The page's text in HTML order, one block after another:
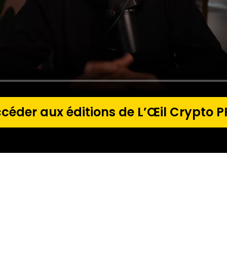
aux éditions de L’Œil Crypto